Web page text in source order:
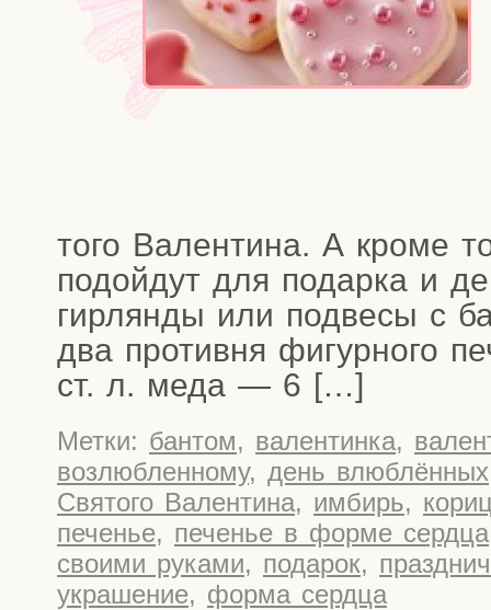
то­го Вален­ти­на. А кро­ме
подой­дут для подар­ка и
гир­лян­ды или под­ве­сы с
два про­тив­ня фигур­но­го
ст. л. меда — 6 […]
Метки: бантом, валентинка,
возлюбленному, день влюблённых
Святого Валентина, имбирь,
печенье, печенье в форме сердца
своими руками, подарок,
украшение, форма сердца